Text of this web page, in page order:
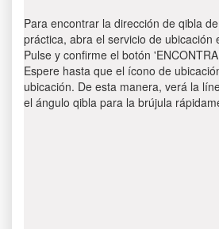
Para encontrar la dirección de qibla
práctica, abra el servicio de ubicación
Pulse y confirme el botón
Espere hasta que el ícono de
ubicación. De esta manera, verá la
el ángulo qibla para la brújula